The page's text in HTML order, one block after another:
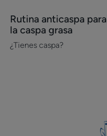
rostro
y
cuerpo
Descubrir
Rutina
anticaspa
Rutina anticaspa para
la caspa grasa
¿Tienes caspa?